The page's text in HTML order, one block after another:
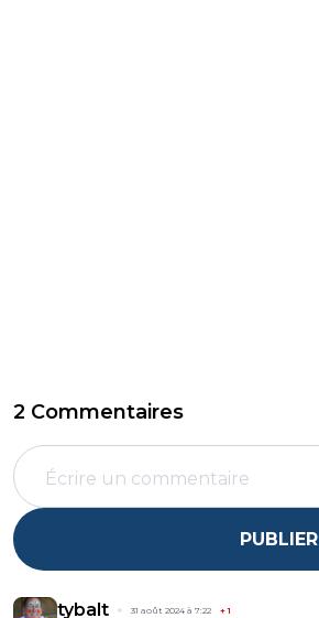
2 Commentaires
PUBLIER
tybalt 31 août 2024 à 7:22 +1